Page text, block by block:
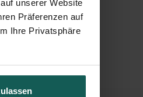
unserer Website
Präferenzen auf
Ihre Privatsphäre